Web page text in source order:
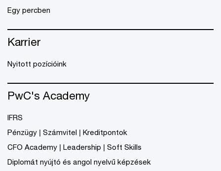
Egy percben
Karrier
Nyitott pozícióink
PwC's Academy
IFRS
Pénzügy | Számvitel | Kreditpontok
CFO Academy | Leadership | Soft Skills
Diplomát nyújtó és angol nyelvű képzések